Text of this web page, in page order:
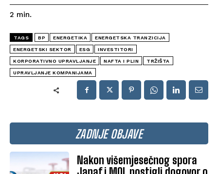
ZADNJE OBJAVE
Nakon višemjesečnog spora
2 min.
TAGS BP ENERGETIKA ENERGETSKA TRANZICIJA
ENERGETSKI SEKTOR ESG INVESTITORI
KORPORATIVNO UPRAVLJANJE NAFTA I PLIN TRŽIŠTA
UPRAVLJANJE KOMPANIJAMA